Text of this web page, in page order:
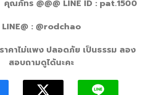
ณภัทร @@@ LINE ID : pat.1500
LINE@ : @rodchao
าคาไม่แพง ปลอดภัย เป็นธรรม ลอง
สอบถามดูได้นะคะ